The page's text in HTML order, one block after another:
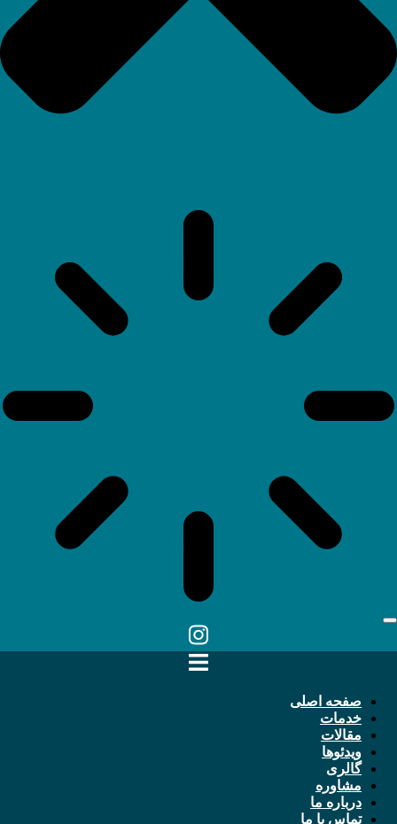
صفحه اصلی
خدمات
مقالات
ویدئوها
گالری
مشاوره
درباره ما
تماس با ما